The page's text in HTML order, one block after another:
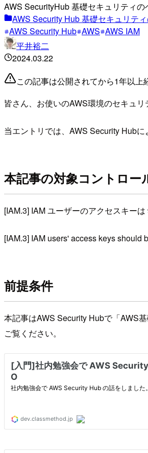
AWS SecurityHub 基礎セキュリティ
AWS Security Hub 基礎セキュリテ
AWS Security Hub AWS AWS IAM
平井裕二
2024.03.22
この記事は公開されてから1年以上
皆さん、お使いのAWS環境のセキュ
当エントリでは、AWS Security Hub
本記事の対象コントロー
[IAM.3] IAM ユーザーのアクセスキー
[IAM.3] IAM users' access keys should
前提条件
本記事はAWS Security Hubで「AWS
ご覧ください。